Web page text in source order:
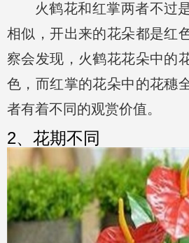
火鹤花和红掌两者不过
相似，开出来的花朵都是红
察会发现，火鹤花花朵中的
色，而红掌的花朵中的花穗
者有着不同的观赏价值。
2、花期不同